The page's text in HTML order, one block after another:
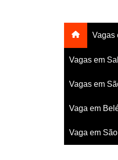
Vagas
Vagas em
Vagas em
Vaga em
Vaga em